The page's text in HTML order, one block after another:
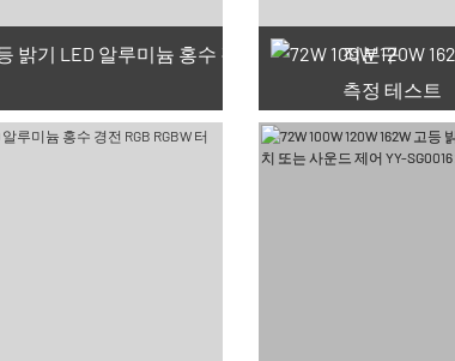
적분구
측정 테스트
사용 가능한 쿠폰